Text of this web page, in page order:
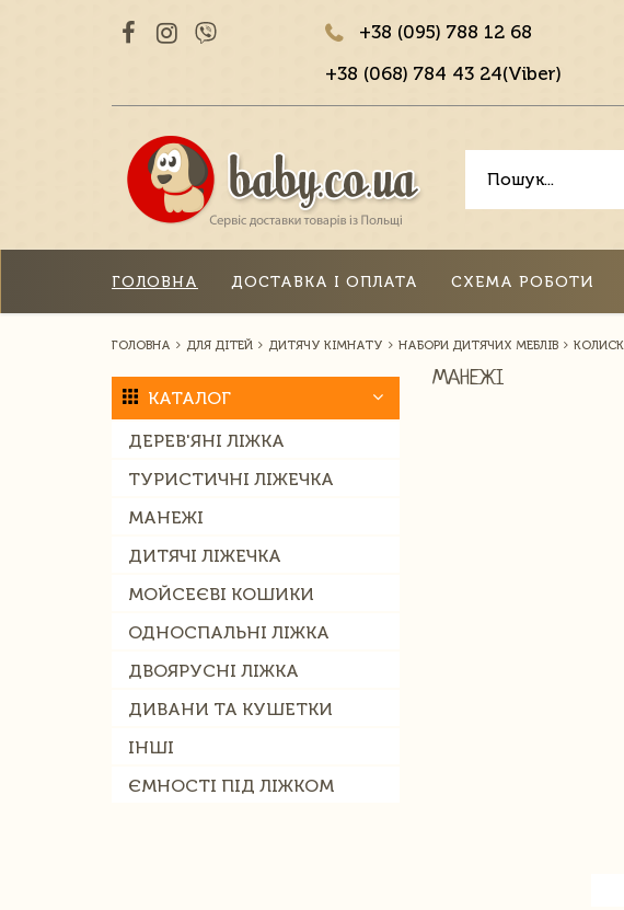
+38 (095) 788 12 68
+38 (068) 784 43 24(Viber)
ГОЛОВНА ДОСТАВКА І ОПЛАТА СХЕМА РОБОТИ
ГОЛОВНА ДЛЯ ДІТЕЙ ДИТЯЧУ КІМНАТУ НАБОРИ ДИТЯЧИХ МЕБЛІВ
КАТАЛОГ
ДЕРЕВ'ЯНІ ЛІЖКА
ТУРИСТИЧНІ ЛІЖЕЧКА
МАНЕЖІ
ДИТЯЧІ ЛІЖЕЧКА
МОЙСЕЄВІ КОШИКИ
ОДНОСПАЛЬНІ ЛІЖКА
ДВОЯРУСНІ ЛІЖКА
ДИВАНИ ТА КУШЕТКИ
ІНШІ
ЄМНОСТІ ПІД ЛІЖКОМ
МАНЕЖІ